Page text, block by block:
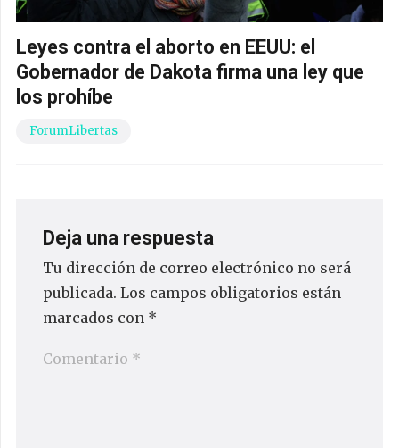
Leyes contra el aborto en EEUU: el
Gobernador de Dakota firma una ley que
los prohíbe
ForumLibertas
Deja una respuesta
Tu dirección de correo electrónico no será
publicada. Los campos obligatorios están
marcados con *